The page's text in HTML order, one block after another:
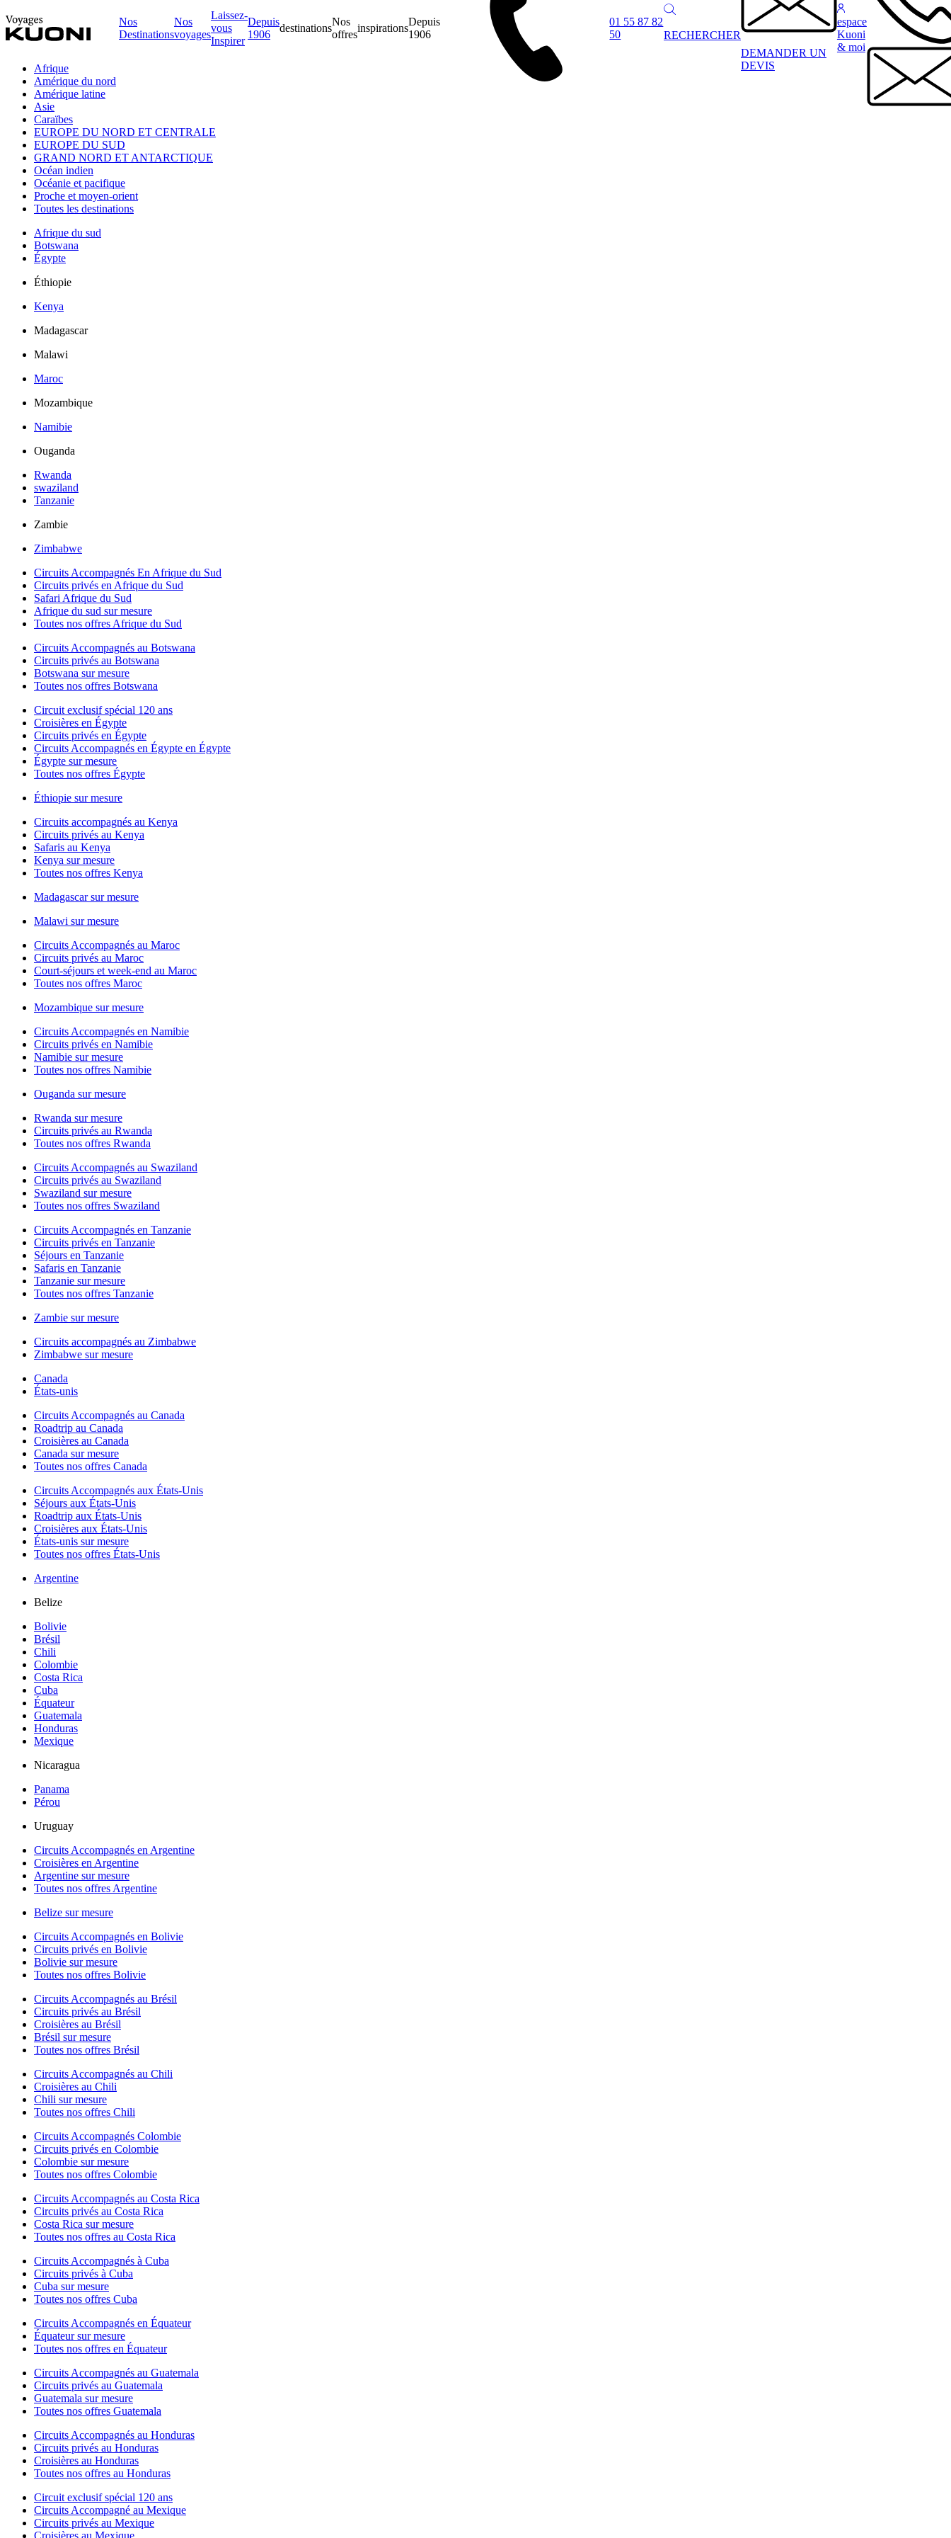
Nos
Destinations
Nos
voyages
Laissez-
vous
Inspirer
Depuis
1906
destinations
Nos
offres
inspirations
Depuis
1906
01 55 87 82
50
RECHERCHER
DEMANDER UN
DEVIS
espace
Kuoni
& moi
Afrique
Amérique du nord
Amérique latine
Asie
Caraïbes
EUROPE DU NORD ET CENTRALE
EUROPE DU SUD
GRAND NORD ET ANTARCTIQUE
Océan indien
Océanie et pacifique
Proche et moyen-orient
Toutes les destinations
Afrique du sud
Botswana
Égypte
Éthiopie
Kenya
Madagascar
Malawi
Maroc
Mozambique
Namibie
Ouganda
Rwanda
swaziland
Tanzanie
Zambie
Zimbabwe
Circuits Accompagnés En Afrique du Sud
Circuits privés en Afrique du Sud
Safari Afrique du Sud
Afrique du sud sur mesure
Toutes nos offres Afrique du Sud
Circuits Accompagnés au Botswana
Circuits privés au Botswana
Botswana sur mesure
Toutes nos offres Botswana
Circuit exclusif spécial 120 ans
Croisières en Égypte
Circuits privés en Égypte
Circuits Accompagnés en Égypte en Égypte
Égypte sur mesure
Toutes nos offres Égypte
Éthiopie sur mesure
Circuits accompagnés au Kenya
Circuits privés au Kenya
Safaris au Kenya
Kenya sur mesure
Toutes nos offres Kenya
Madagascar sur mesure
Malawi sur mesure
Circuits Accompagnés au Maroc
Circuits privés au Maroc
Court-séjours et week-end au Maroc
Toutes nos offres Maroc
Mozambique sur mesure
Circuits Accompagnés en Namibie
Circuits privés en Namibie
Namibie sur mesure
Toutes nos offres Namibie
Ouganda sur mesure
Rwanda sur mesure
Circuits privés au Rwanda
Toutes nos offres Rwanda
Circuits Accompagnés au Swaziland
Circuits privés au Swaziland
Swaziland sur mesure
Toutes nos offres Swaziland
Circuits Accompagnés en Tanzanie
Circuits privés en Tanzanie
Séjours en Tanzanie
Safaris en Tanzanie
Tanzanie sur mesure
Toutes nos offres Tanzanie
Zambie sur mesure
Circuits accompagnés au Zimbabwe
Zimbabwe sur mesure
Canada
États-unis
Circuits Accompagnés au Canada
Roadtrip au Canada
Croisières au Canada
Canada sur mesure
Toutes nos offres Canada
Circuits Accompagnés aux États-Unis
Séjours aux États-Unis
Roadtrip aux États-Unis
Croisières aux États-Unis
États-unis sur mesure
Toutes nos offres États-Unis
Argentine
Belize
Bolivie
Brésil
Chili
Colombie
Costa Rica
Cuba
Équateur
Guatemala
Honduras
Mexique
Nicaragua
Panama
Pérou
Uruguay
Circuits Accompagnés en Argentine
Croisières en Argentine
Argentine sur mesure
Toutes nos offres Argentine
Belize sur mesure
Circuits Accompagnés en Bolivie
Circuits privés en Bolivie
Bolivie sur mesure
Toutes nos offres Bolivie
Circuits Accompagnés au Brésil
Circuits privés au Brésil
Croisières au Brésil
Brésil sur mesure
Toutes nos offres Brésil
Circuits Accompagnés au Chili
Croisières au Chili
Chili sur mesure
Toutes nos offres Chili
Circuits Accompagnés Colombie
Circuits privés en Colombie
Colombie sur mesure
Toutes nos offres Colombie
Circuits Accompagnés au Costa Rica
Circuits privés au Costa Rica
Costa Rica sur mesure
Toutes nos offres au Costa Rica
Circuits Accompagnés à Cuba
Circuits privés à Cuba
Cuba sur mesure
Toutes nos offres Cuba
Circuits Accompagnés en Équateur
Équateur sur mesure
Toutes nos offres en Équateur
Circuits Accompagnés au Guatemala
Circuits privés au Guatemala
Guatemala sur mesure
Toutes nos offres Guatemala
Circuits Accompagnés au Honduras
Circuits privés au Honduras
Croisières au Honduras
Toutes nos offres au Honduras
Circuit exclusif spécial 120 ans
Circuits Accompagné au Mexique
Circuits privés au Mexique
Croisières au Mexique